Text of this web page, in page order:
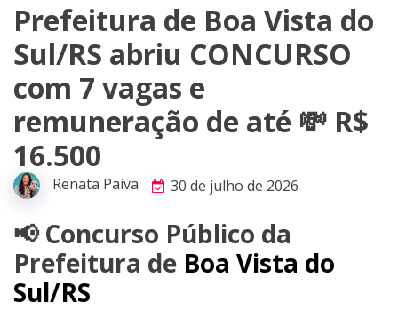
Prefeitura de Boa Vista do
Sul/RS abriu CONCURSO
com 7 vagas e
remuneração de até 💸 R$
16.500
Renata Paiva 30 de julho de 2026
📢 Concurso Público da
Prefeitura de Boa Vista do
Sul/RS